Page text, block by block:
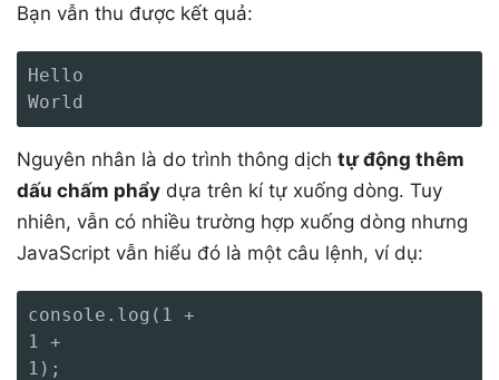
Bạn vẫn thu được kết quả:
Hello
World
Nguyên nhân là do trình thông dịch tự động thêm
dấu chấm phẩy dựa trên kí tự xuống dòng. Tuy
nhiên, vẫn có nhiều trường hợp xuống dòng nhưng
JavaScript vẫn hiểu đó là một câu lệnh, ví dụ:
console.log(1 +
1 +
1);